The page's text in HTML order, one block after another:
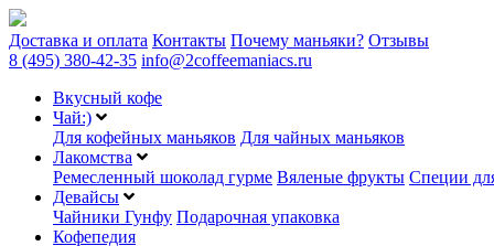
Доставка и оплата Контакты Почему маньяки? Отзывы
8 (495) 380-42-35 info@2coffeemaniacs.ru
Вкусный кофе
Чай:)
Для кофейных маньяков Для чайных маньяков
Лакомства
Ремесленный шоколад гурме Вяленые фрукты Специи
Девайсы
Чайники Гунфу Подарочная упаковка
Кофепедия